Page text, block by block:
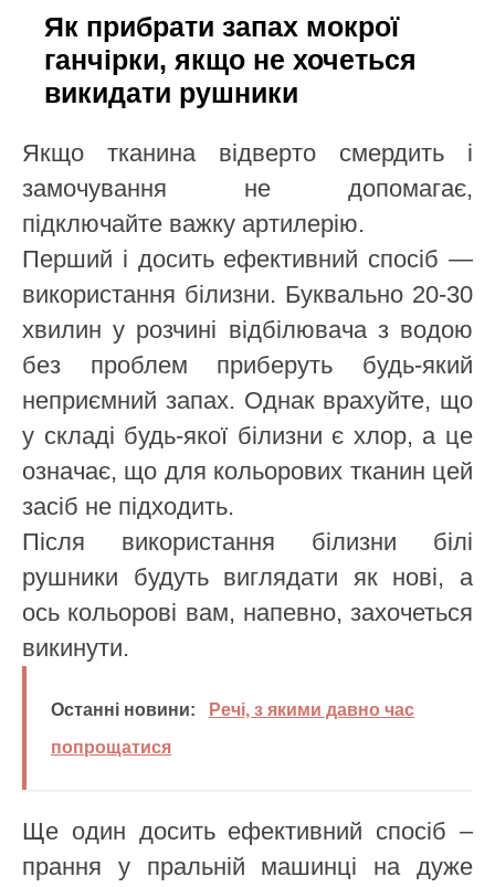
Як прибрати запах мокрої
ганчірки, якщо не хочеться
викидати рушники
Якщо тканина відверто смердить і
замочування не допомагає,
підключайте важку артилерію.
Перший і досить ефективний спосіб —
використання білизни. Буквально 20-30
хвилин у розчині відбілювача з водою
без проблем приберуть будь-який
неприємний запах. Однак врахуйте, що
у складі будь-якої білизни є хлор, а це
означає, що для кольорових тканин цей
засіб не підходить.
Після використання білизни білі
рушники будуть виглядати як нові, а
ось кольорові вам, напевно, захочеться
викинути.
Останні новини:
Речі, з якими давно час
попрощатися
Ще один досить ефективний спосіб –
прання у пральній машинці на дуже